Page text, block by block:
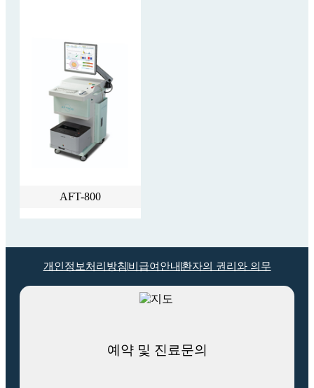
AFT-800
개인정보처리방침 비급여안내 환자의 권리와 의무
예약 및 진료문의